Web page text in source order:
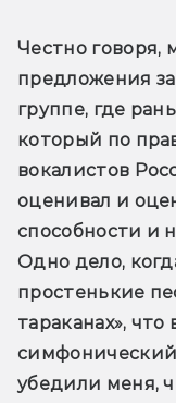
Честно говоря,
предложения
группе, где
который по
вокалистов
оценивал и
способности и
Одно дело,
простенькие
тараканах», что
симфонический
убедили меня,